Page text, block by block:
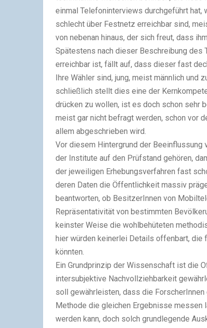
einmal Telefoninterviews durchgeführt
schlecht über Festnetz erreichbar sind,
von nebenan hinaus, der sich freut, dass
Spätestens nach dieser Beschreibung des
erreichbar ist, fällt auf, dass dieser fast
Ihre Wähler sind, jung, meist männlich und
schließlich stellt dies eine der
drücken zu wollen, ist es doch schon sehr
meist gar nicht befragt werden, schon vor
allem abgeschrieben wird.
Vor diesem Hintergrund der
der Institute auf den Prüfstand gehören,
der jeweiligen Erhebungsverfahren fast
deren Daten die Öffentlichkeit massiv
beantworten, ob BesitzerInnen von
Repräsentativität von bestimmten
keinster Weise die wohlbehüteten
hier würden keinerlei Details offenbart,
könnten.
Ein Grundprinzip der Wissenschaft ist die
intersubjektive Nachvollziehbarkeit
soll gewährleisten, dass die
Methode die gleichen Ergebnisse messen
werden kann, doch solch grundlegende